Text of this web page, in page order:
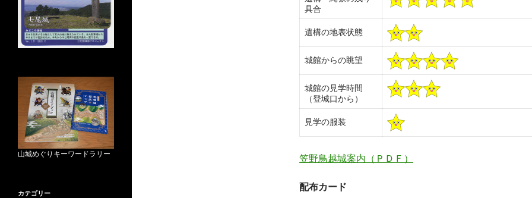
具合
遺構の地表状態
城館からの眺望
城館の見学時間
（登城口から）
見学の服装
笠野鳥越城案内（ＰＤＦ）
配布カード
山城めぐりキーワードラリー
カテゴリー